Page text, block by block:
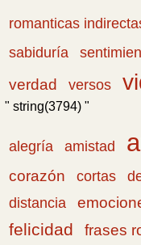
romanticas
sabiduría
verdad
versos
" string(3794) "
alegría amistad
corazón
cortas
distancia
felicidad frases